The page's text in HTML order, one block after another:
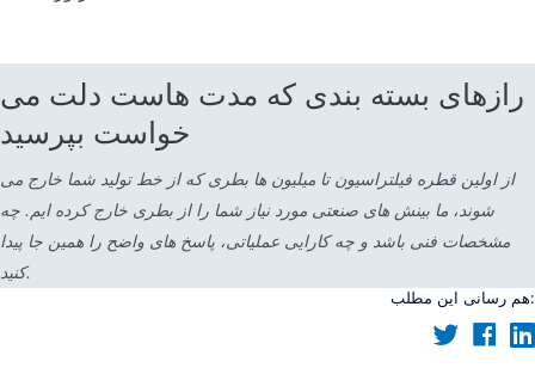
رازهای بسته بندی که مدت هاست دلت می
خواست بپرسید
از اولین قطره فیلتراسیون تا میلیون ها بطری که از خط تولید شما خارج می
شوند، ما بینش های صنعتی مورد نیاز شما را از بطری خارج کرده ایم. چه
مشخصات فنی باشد و چه کارایی عملیاتی، پاسخ های واضح را همین جا پیدا
کنید.
هم رسانی این مطلب: